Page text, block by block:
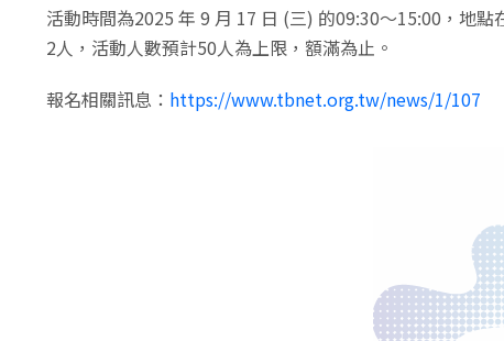
活動時間為2025 年 9 月 17 日 (三) 的09:30～15:00，地
2人，活動人數預計50人為上限，額滿為止。
報名相關訊息： https://www.tbnet.org.tw/news/1/107